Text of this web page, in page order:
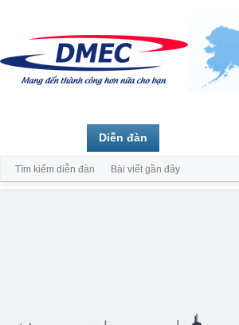
Diễn đàn
Tìm kiếm diễn đàn Bài viết gần đây